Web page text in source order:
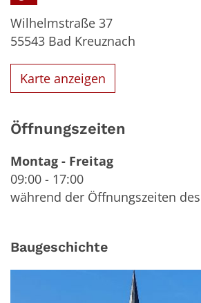
Wilhelmstraße 37
55543 Bad Kreuznach
Karte anzeigen
Öffnungszeiten
Montag - Freitag
09:00 - 17:00
während der Öffnungszeiten
Baugeschichte